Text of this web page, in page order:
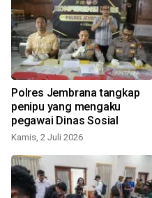
Polres Jembrana tangkap
penipu yang mengaku
pegawai Dinas Sosial
Kamis, 2 Juli 2026